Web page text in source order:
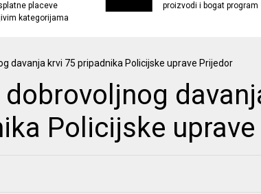
placeve
kategorijama
proizvodi i bogat program
dobrovoljnog
Policijske